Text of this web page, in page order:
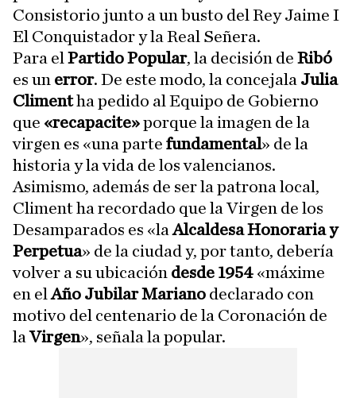
Consistorio junto a un busto del Rey Jaime I
El Conquistador y la Real Señera.
Para el Partido Popular, la decisión de Ribó
es un error. De este modo, la concejala Julia
Climentha pedido al Equipo de Gobierno
que «recapacite»porque la imagen de la
virgen es «una parte fundamental» de la
historia y la vida de los valencianos.
Asimismo, además de ser la patrona local,
Climent ha recordado que la Virgen de los
Desamparados es «laAlcaldesa Honoraria y
Perpetua» de la ciudad y, por tanto, debería
volver a su ubicación desde 1954 «máxime
en elAño Jubilar Mariano declarado con
motivo del centenario de la Coronación de
laVirgen», señala la popular.